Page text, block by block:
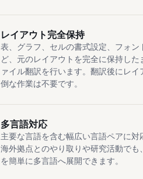
レイアウト完全保持
表、グラフ、セルの書式設定、フォン
ど、元のレイアウトを完全に保持した
ァイル翻訳を行います。翻訳後にレイ
倒な作業は不要です。
多言語対応
主要な言語を含む幅広い言語ペアに対
海外拠点とのやり取りや研究活動でも
を簡単に多言語へ展開できます。